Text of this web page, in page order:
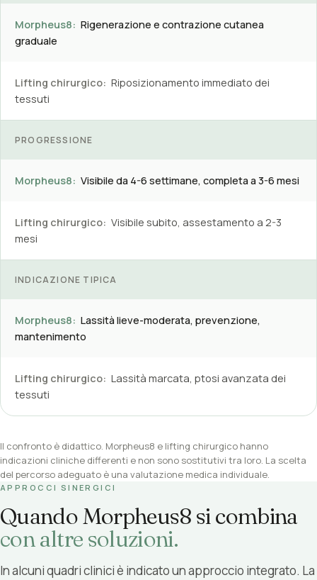
Morpheus8: Rigenerazione e contrazione cutanea
graduale
Lifting chirurgico: Riposizionamento immediato dei
tessuti
PROGRESSIONE
Morpheus8: Visibile da 4-6 settimane, completa a 3-6 mesi
Lifting chirurgico: Visibile subito, assestamento a 2-3
mesi
INDICAZIONE TIPICA
Morpheus8: Lassità lieve-moderata, prevenzione,
mantenimento
Lifting chirurgico: Lassità marcata, ptosi avanzata dei
tessuti
Il confronto è didattico. Morpheus8 e lifting chirurgico hanno
indicazioni cliniche differenti e non sono sostitutivi tra loro. La scelta
del percorso adeguato è una valutazione medica individuale.
APPROCCI SINERGICI
Quando Morpheus8 si combina
con altre soluzioni.
In alcuni quadri clinici è indicato un approccio integrato. La